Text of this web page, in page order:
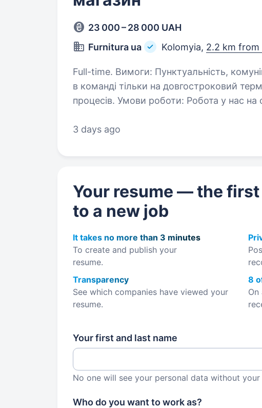
23 000 – 28 000 UAH
Furnitura ua
Kolomyia, 2.2 km from
Full-time. Вимоги: Пунктуальність, комунікабельність, Вміння працювати
в команді тільки на довгостроковий термін. ОБОВ’ЯЗКОВО Навчаємо всіх
процесів. Умови
3 days ago
Your resume — the
to a new job
It takes no more than 3 minutes
To create and publish your
resume.
Transparency
See which companies have viewed your
resume.
8
On
Your first and last name
No one will see your personal data without your
Who do you want to work as?